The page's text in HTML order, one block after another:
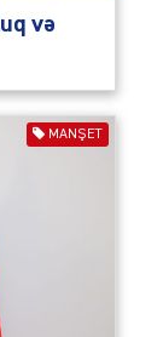
və
MANŞET